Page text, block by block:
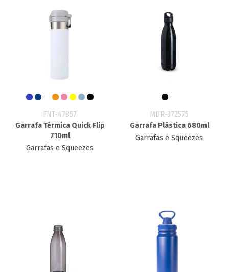
FNT-47857
Garrafa Térmica Quick Flip
710ml
Garrafas e Squeezes
MDR-372575
Garrafa Plástica 680ml
Garrafas e Squeezes